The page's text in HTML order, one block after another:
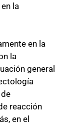
la
en la
la
general
reacción
en el